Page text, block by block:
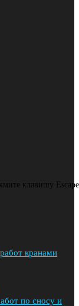
клавишу
кранами
по сносу и